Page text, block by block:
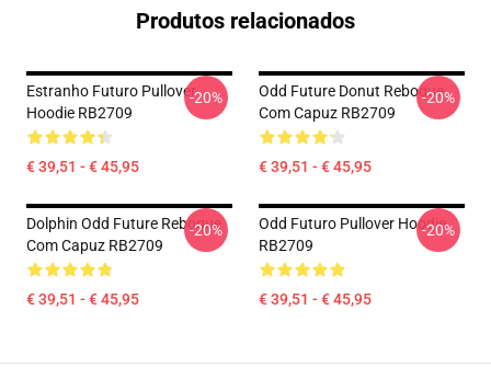
Produtos relacionados
Estranho Futuro Pullover
Hoodie RB2709
€ 39,51 - € 45,95
-20%
Odd Future Donut Reboque
Com Capuz RB2709
€ 39,51 - € 45,95
-20%
Dolphin Odd Future Reboque
Com Capuz RB2709
€ 39,51 - € 45,95
-20%
Odd Futuro Pullover Hoodie
RB2709
€ 39,51 - € 45,95
-20%